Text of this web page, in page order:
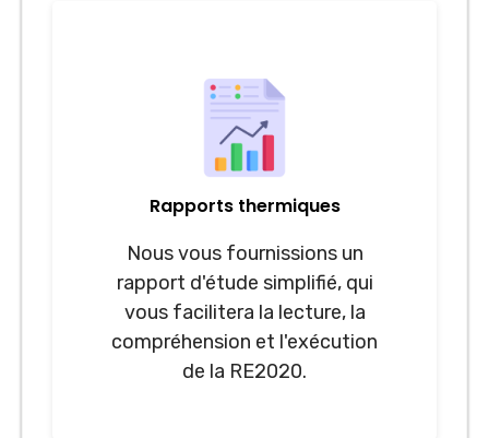
Rapports thermiques
Nous vous fournissions un
rapport d'étude simplifié, qui
vous facilitera la lecture, la
compréhension et l'exécution
de la RE2020.